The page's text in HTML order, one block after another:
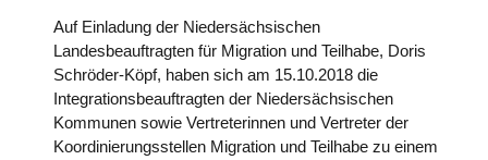
Auf Einladung der Niedersächsischen
Landesbeauftragten für Migration und Teilhabe, Doris
Schröder-Köpf, haben sich am 15.10.2018 die
Integrationsbeauftragten der Niedersächsischen
Kommunen sowie Vertreterinnen und Vertreter der
Koordinierungsstellen Migration und Teilhabe zu einem